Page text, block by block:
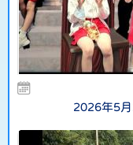
2026年5